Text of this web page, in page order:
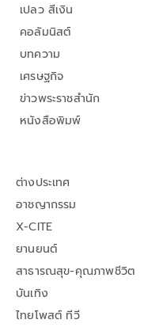
เปลว สีเงิน
คอลัมนิสต์
บทความ
เศรษฐกิจ
ข่าวพระราชสำนัก
หนังสือพิมพ์
ต่างประเทศ
อาชญากรรม
X-CITE
ยานยนต์
สาธารณสุข-คุณภาพชีวิต
บันเทิง
ไทยโพสต์ ทีวี